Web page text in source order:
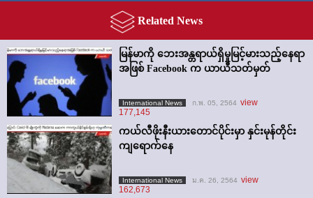
Related News
မြန်မာကို ဘေးအန္တရာယ်ရှိမှုမြင့်မားသည့်နေရာ
အဖြစ် Facebook က ယာယီသတ်မှတ်
International News ก.พ. 05, 2564 view
177,145
ကယ်လီဖိုးနီးယားတောင်ပိုင်းမှာ နှင်းမုန်တိုင်း
ကျရောက်နေ
International News ม.ค. 26, 2564 view
162,673